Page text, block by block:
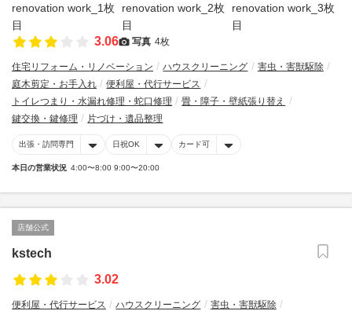
3.06 写真 4枚
住宅リフォーム・リノベーション ハウスクリーニング
害虫・害獣駆除
庭木剪定・お手入れ
便利屋・代行サービス
トイレつまり・水漏れ修理・蛇口修理
畳・障子・壁紙張り替え
鍵交換・鍵修理
片づけ・遺品整理
出張・訪問専門 日祝OK カード可
本日の営業状況 4:00〜8:00 9:00〜20:00
店舗公式
kstech
3.02
便利屋・代行サービス ハウスクリーニング
害虫・害獣駆除